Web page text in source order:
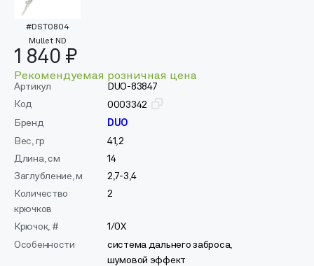
#DST0804
Mullet ND
1 840 ₽
Рекомендуемая розничная цена
Артикул
DUO-83847
Код
0003342
Бренд
DUO
Вес, гр
41,2
Длина, см
14
Заглубление, м
2,7-3,4
Количество
крючков
2
Крючок, #
1/0X
Особенности
система дальнего заброса,
шумовой эффект